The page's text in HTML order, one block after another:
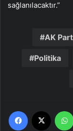
sağlanılacaktır.”
AK
Politika
Facebook